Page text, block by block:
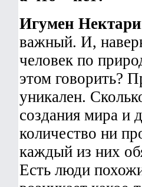
Игумен
важный. И,
человек по
этом говорить?
уникален.
создания мира и
количество ни
каждый из них
Есть люди